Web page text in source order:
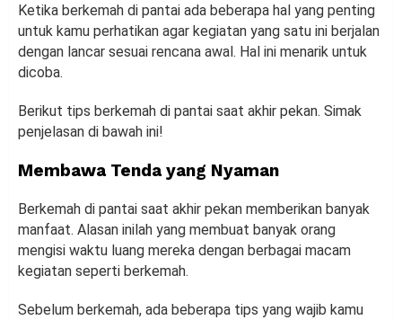
Ketika berkemah di pantai ada beberapa hal yang penting
untuk kamu perhatikan agar kegiatan yang satu ini berjalan
dengan lancar sesuai rencana awal. Hal ini menarik untuk
dicoba.
Berikut tips berkemah di pantai saat akhir pekan. Simak
penjelasan di bawah ini!
Membawa Tenda yang Nyaman
Berkemah di pantai saat akhir pekan memberikan banyak
manfaat. Alasan inilah yang membuat banyak orang
mengisi waktu luang mereka dengan berbagai macam
kegiatan seperti berkemah.
Sebelum berkemah, ada beberapa tips yang wajib kamu